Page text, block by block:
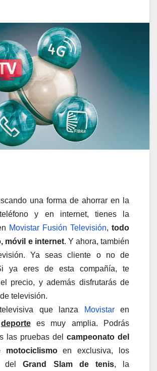
una forma de ahorrar en la
y en internet, tienes la
Movistar Fusión Televisión, todo
móvil e internet. Y ahora, también
Ya seas cliente o no de
ya eres de esta compañía, te
precio, y además disfrutarás de
televisión.
que lanza
Movistaren
deportees muy amplia. Podrás
las pruebas del campeonato del
motociclismoen exclusiva, los
delGrand Slam de tenis, la